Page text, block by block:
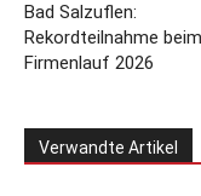
Bad Salzuflen:
Rekordteilnahme
Firmenlauf 2026
Verwandte Artikel